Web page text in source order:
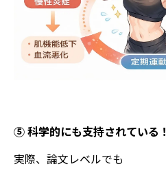
⑤ 科学的にも支持されている！
実際、論文レベルでも